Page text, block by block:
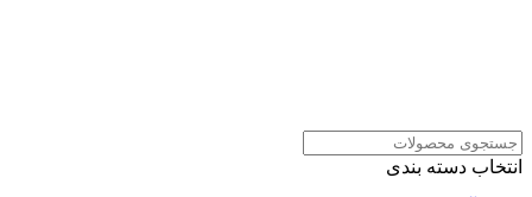
انتخاب دسته بندی